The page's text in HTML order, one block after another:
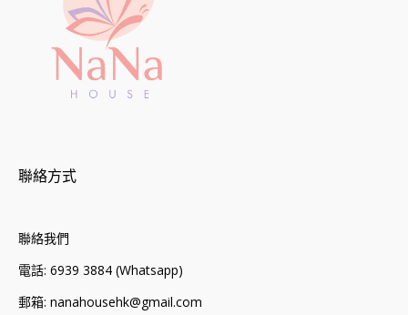
聯絡方式
聯絡我們
電話: 6939 3884 (Whatsapp)
郵箱: nanahousehk@gmail.com